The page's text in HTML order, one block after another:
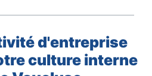
d'entreprise
culture interne